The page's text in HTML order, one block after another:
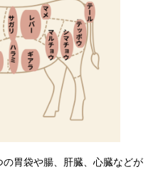
胃袋や腸、肝臓、心臓などが